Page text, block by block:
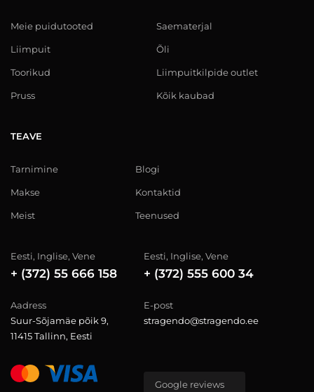
Meie puidutooted
Liimpuit
Toorikud
Pruss
Saematerjal
Õli
Liimpuitkilpide outlet
Kõik kaubad
TEAVE
Tarnimine
Makse
Meist
Blogi
Kontaktid
Teenused
Eesti, Inglise, Vene
+ (372) 55 666 158
Eesti, Inglise, Vene
+ (372) 555 600 34
Aadress
Suur-Sõjamäe põik 9,
11415 Tallinn, Eesti
E-post
stragendo@stragendo.ee
Google reviews